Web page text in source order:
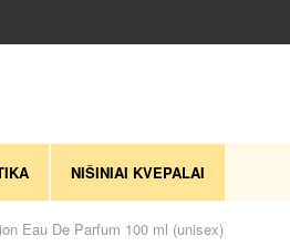
NIŠINIAI KVEPALAI
Eau De Parfum 100 ml (unisex)